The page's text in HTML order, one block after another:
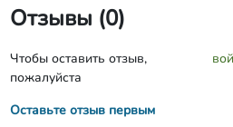
Отзывы (0)
Чтобы оставить отзыв,
пожалуйста
Оставьте отзыв первым